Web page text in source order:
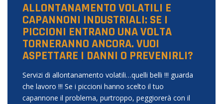
ALLONTANAMENTO VOLATILI E
CAPANNONI INDUSTRIALI: SE I
PICCIONI ENTRANO UNA VOLTA
TORNERANNO ANCORA. VUOI
ASPETTARE I DANNI O PREVENIRLI?
Servizi di allontanamento volatili…quelli belli !!! guarda
che lavoro !!! Se i piccioni hanno scelto il tuo
capannone il problema, purtroppo, peggiorerà con il